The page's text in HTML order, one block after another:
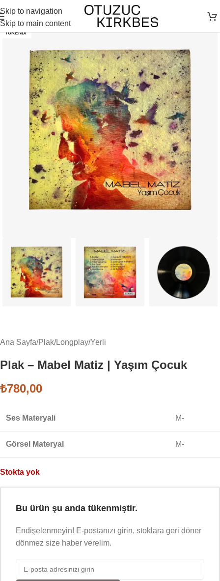
Skip to navigation
Skip to main content
TÜKENDI
Ana Sayfa/Plak/Longplay/Yerli
Plak – Mabel Matiz | Yaşım Çocuk
₺780,00
Ses Materyali M-
Görsel Materyal M-
Stokta yok
Bu ürün şu anda tükenmiştir.
Endişelenmeyin! E-postanızı girin, stoklara geri döner
dönmez size haber verelim.